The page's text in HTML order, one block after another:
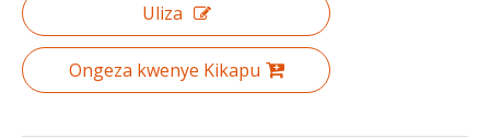
Uliza
Ongeza kwenye Kikapu